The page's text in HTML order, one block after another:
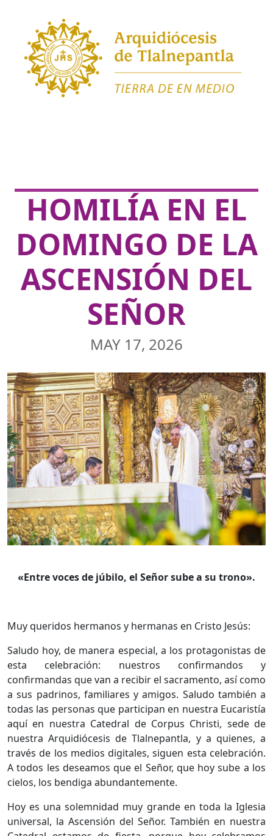
HOMILÍA EN EL
DOMINGO DE LA
ASCENSIÓN DEL
SEÑOR
MAY 17, 2026
«Entre voces de júbilo, el Señor sube a su trono».
Muy queridos hermanos y hermanas en Cristo Jesús:
Saludo hoy, de manera especial, a los protagonistas de
esta celebración: nuestros confirmandos y
confirmandas que van a recibir el sacramento, así como
a sus padrinos, familiares y amigos. Saludo también a
todas las personas que participan en nuestra Eucaristía
aquí en nuestra Catedral de Corpus Christi, sede de
nuestra Arquidiócesis de Tlalnepantla, y a quienes, a
través de los medios digitales, siguen esta celebración.
A todos les deseamos que el Señor, que hoy sube a los
cielos, los bendiga abundantemente.
​Hoy es una solemnidad muy grande en toda la Iglesia
universal, la Ascensión del Señor. También en nuestra